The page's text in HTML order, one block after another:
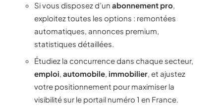
Si vous disposez d’un abonnement pro,
exploitez toutes les options : remontées
automatiques, annonces premium,
statistiques détaillées.
Étudiez la concurrence dans chaque secteur,
emploi automobile immobilier , et ajustez
votre positionnement pour maximiser la
visibilité sur le portail numéro 1 en France.